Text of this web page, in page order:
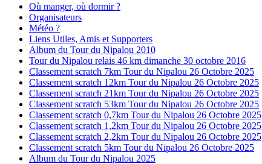
Où manger, où dormir ?
Organisateurs
Météo ?
Liens Utiles, Amis et Supporters
Album du Tour du Nipalou 2010
Tour du Nipalou relais 46 km dimanche 30 octobre 2016
Classement scratch 7km Tour du Nipalou 26 Octobre 2025
Classement scratch 12km Tour du Nipalou 26 Octobre 2025
Classement scratch 21km Tour du Nipalou 26 Octobre 2025
Classement scratch 53km Tour du Nipalou 26 Octobre 2025
Classement scratch 0,7km Tour du Nipalou 26 Octobre 2025
Classement scratch 1,2km Tour du Nipalou 26 Octobre 2025
Classement scratch 2,2km Tour du Nipalou 26 Octobre 2025
Classement scratch 5km Tour du Nipalou 26 Octobre 2025
Album du Tour du Nipalou 2025